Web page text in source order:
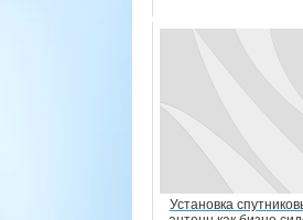
Установка